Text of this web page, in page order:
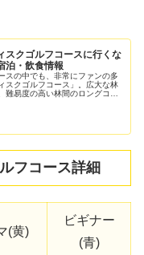
スクゴルフコースに行くな
泊・飲食情報
スの中でも、非常にファンの多
スクゴルフコース」。広大な林
難易度の高い林間のロングコー
フコース詳細
(黄)
ビギナー
(青)